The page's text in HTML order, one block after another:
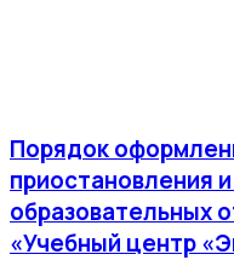
Порядок
приостановления
образовательных
«Учебный центр